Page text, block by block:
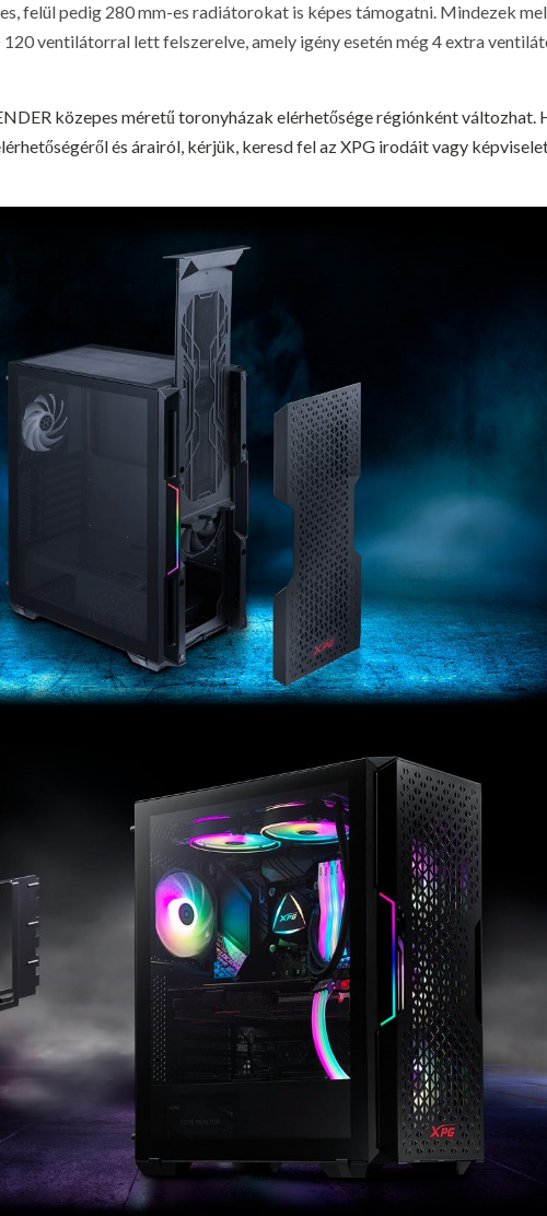
felül pedig 280 mm-es radiátorokat is képes támogatni. Mindezek
ventilátorral lett felszerelve, amely igény esetén még 4 extra
közepes méretű toronyházak elérhetősége régiónként
és árairól, kérjük, keresd fel az XPG irodáit vagy